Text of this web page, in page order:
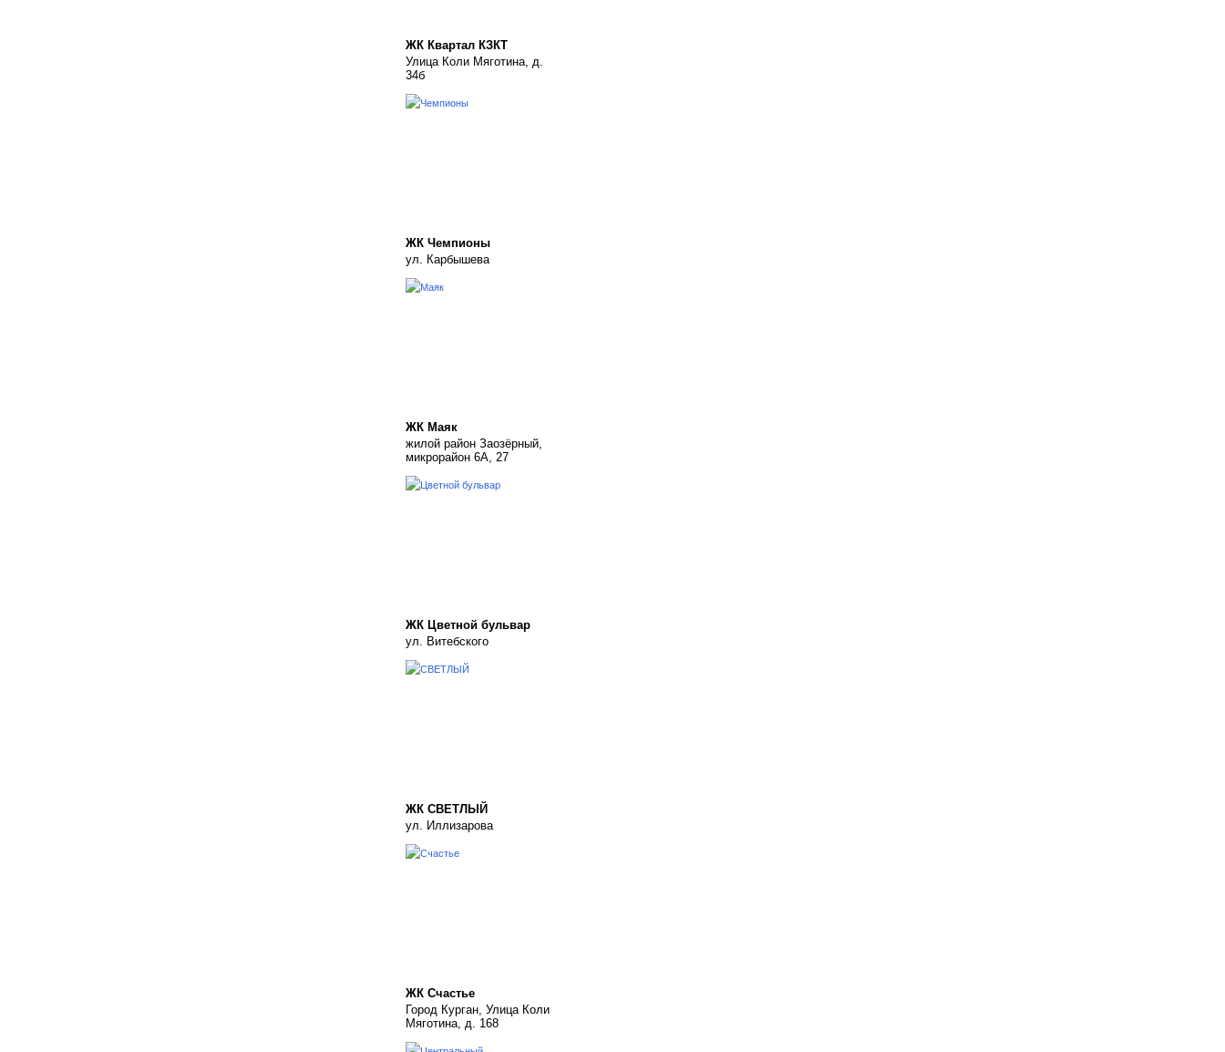
ЖК Квартал КЗКТ
Улица Коли Мяготина, д.
34б
ЖК Чемпионы
ул. Карбышева
ЖК Маяк
жилой район Заозёрный,
микрорайон 6А, 27
ЖК Цветной бульвар
ул. Витебского
ЖК СВЕТЛЫЙ
ул. Иллизарова
ЖК Счастье
Город Курган, Улица Коли
Мяготина, д. 168